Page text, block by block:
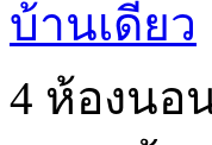
บ้านเดี่ยว
4 ห้องนอ